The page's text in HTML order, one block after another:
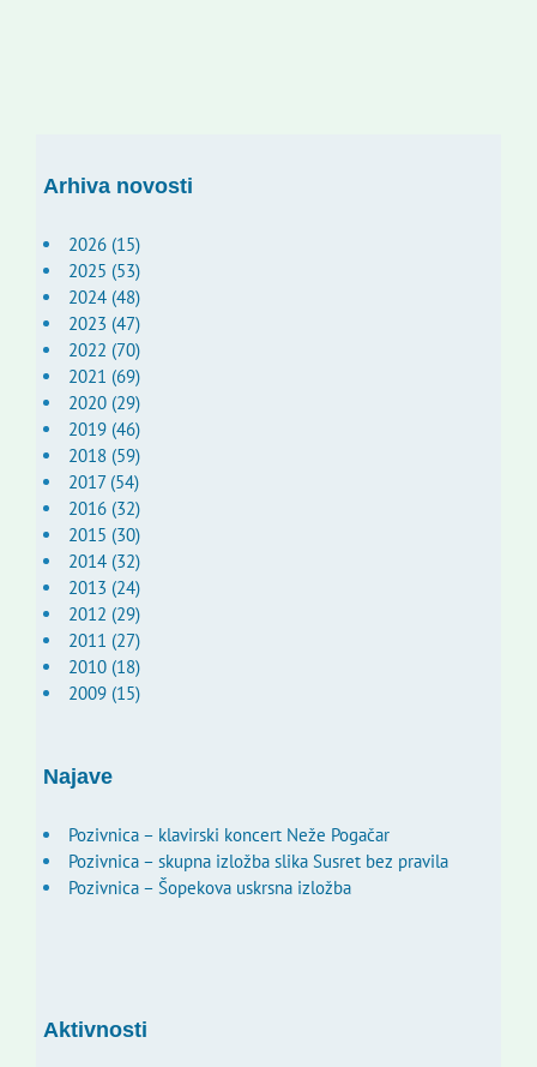
Arhiva novosti
2026 (15)
2025 (53)
2024 (48)
2023 (47)
2022 (70)
2021 (69)
2020 (29)
2019 (46)
2018 (59)
2017 (54)
2016 (32)
2015 (30)
2014 (32)
2013 (24)
2012 (29)
2011 (27)
2010 (18)
2009 (15)
Najave
Pozivnica – klavirski koncert Neže Pogačar
Pozivnica – skupna izložba slika Susret bez pravila
Pozivnica – Šopekova uskrsna izložba
Aktivnosti